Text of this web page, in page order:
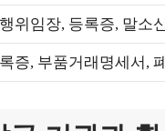
위임장, 등록증, 말소
증, 부품거래명세서,